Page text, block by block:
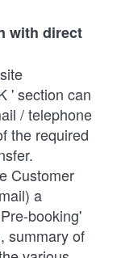
with direct
' section can
/ telephone
the required
Customer
a
booking'
summary of